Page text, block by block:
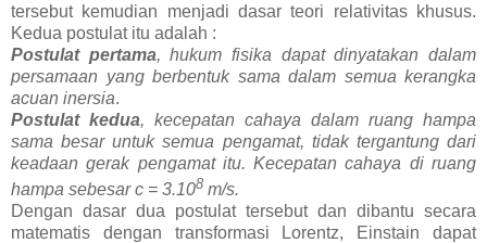
tersebut kemudian menjadi dasar teori relativitas khusus.
Kedua postulat itu adalah :
Postulat pertama, hukum fisika dapat dinyatakan dalam
persamaan yang berbentuk sama dalam semua kerangka
acuan inersia.
Postulat kedua, kecepatan cahaya dalam ruang hampa
sama besar untuk semua pengamat, tidak tergantung dari
keadaan gerak pengamat itu. Kecepatan cahaya di ruang
hampa sebesar c = 3.108 m/s.
Dengan dasar dua postulat tersebut dan dibantu secara
matematis dengan transformasi Lorentz, Einstain dapat